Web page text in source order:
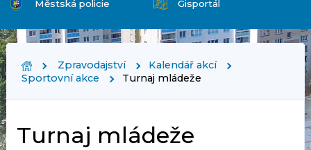
Městská policie Gisportál
Zpravodajství
Kalendář akcí
Sportovní akce
Turnaj mládeže
Turnaj mládeže